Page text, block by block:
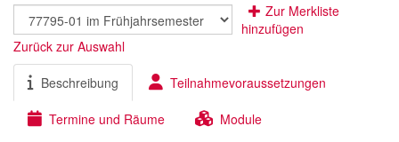
Zur Merkliste
hinzufügen
Zurück zur Auswahl
Beschreibung Teilnahmevoraussetzungen
Termine und Räume Module